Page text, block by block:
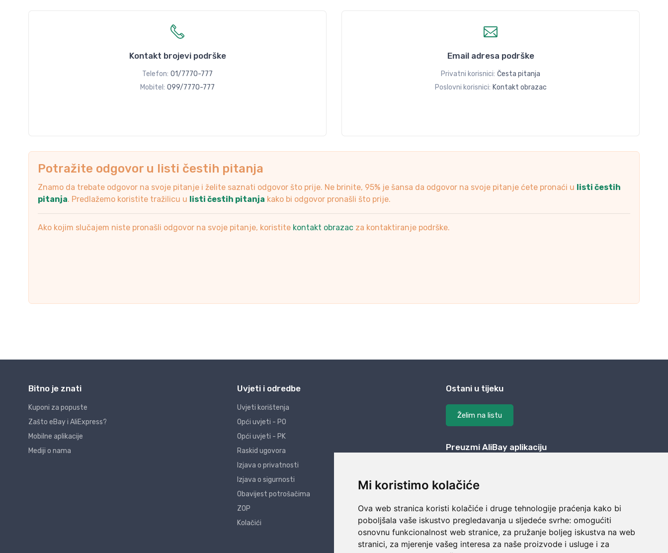
Mi koristimo kolačiće
Ova web stranica koristi kolačiće i druge tehnologije praćenja kako bi
poboljšala vaše iskustvo pregledavanja u sljedeće svrhe: omogućiti
osnovnu funkcionalnost web stranice, za pružanje boljeg iskustva na web
stranici, za mjerenje vašeg interesa za naše proizvode i usluge i za
Kontakt brojevi podrške
Telefon: 01/7770-777
Mobitel: 099/7770-777
Email adresa podrške
Privatni korisnici: Česta pitanja
Poslovni korisnici: Kontakt obrazac
Potražite odgovor u listi čestih pitanja
Znamo da trebate odgovor na svoje pitanje i želite saznati odgovor što prije. Ne brinite, 95% je šansa da odgovor na svoje pitanje ćete pronaći u listi čestih
pitanja. Predlažemo koristite tražilicu u listi čestih pitanja kako bi odgovor pronašli što prije.
Ako kojim slučajem niste pronašli odgovor na svoje pitanje, koristite kontakt obrazac za kontaktiranje podrške.
Bitno je znati
Kuponi za popuste
Zašto eBay i AliExpress?
Mobilne aplikacije
Mediji o nama
Uvjeti i odredbe
Uvjeti korištenja
Opći uvjeti - PO
Opći uvjeti - PK
Raskid ugovora
Izjava o privatnosti
Izjava o sigurnosti
Obavijest potrošačima
ZOP
Kolačići
Ostani u tijeku
Želim na listu
Preuzmi AliBay aplikaciju